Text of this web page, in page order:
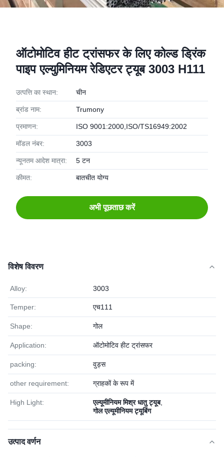
ऑटोमोटिव हीट ट्रांसफर के लिए कोल्ड ड्रिंक
पाइप एल्युमिनियम रेडिएटर ट्यूब 3003 H111
उत्पत्ति का स्थान: चीन
ब्रांड नाम: Trumony
प्रमाणन: ISO 9001:2000,ISO/TS16949:2002
मॉडल नंबर: 3003
न्यूनतम आदेश मात्रा: 5 टन
कीमत: बातचीत योग्य
अभी पूछताछ करें
विशेष विवरण
Alloy: 3003
Temper: एच111
Shape: गोल
Application: ऑटोमोटिव हीट ट्रांसफर
packing: वुड्स
other requirement: ग्राहकों के रूप में
High Light: एल्यूमीनियम मिश्र धातु ट्यूब,
गोल एल्यूमीनियम ट्यूबिंग
उत्पाद वर्णन